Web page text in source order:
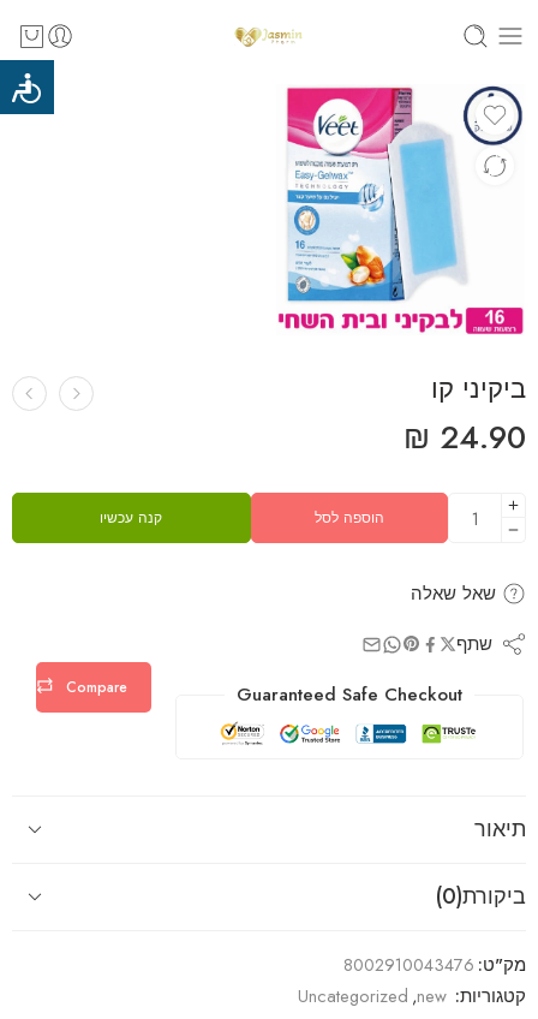
24.90
₪
הוספה לסל קנה עכשיו
שאל שאלה
Compare
שתף
Guaranteed Safe Checkout
תיאור
ביקורת(0)
מק"ט: 8002910043476
קטגוריות: new
,
Uncategorized